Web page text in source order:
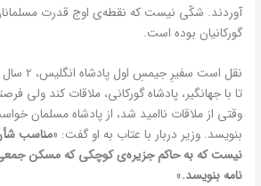
آوردند. شکّی نیست که نقطه‌ی اوج قدرت
گورکانیان بوده است.
نقل است
تا با جهانگیر، پادشاه گورکانی، ملاقات کند ولی
وقتی از ملاقات ناامید شد، از پادشاه مسلمان
بنویسد. وزیر دربار با عتاب به او گفت: «مناسب
نیست که به حاکم جزیره‌ی کوچکی که مسکن
نامه بنویسد.»